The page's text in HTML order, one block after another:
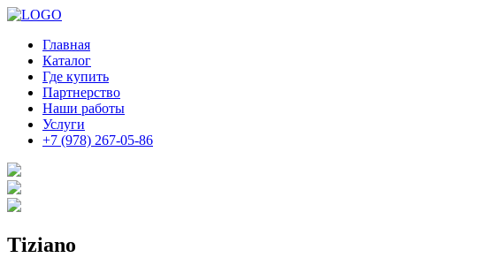
Главная
Каталог
Где купить
Партнерство
Наши работы
Услуги
+7 (978) 267-05-86
Tiziano